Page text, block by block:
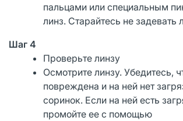
пальцами или специальным
линз. Старайтесь не задевать
Шаг 4
Проверьте линзу
Осмотрите линзу. Убедитесь,
повреждена и на ней нет
соринок. Если на ней есть
промойте ее с помощью